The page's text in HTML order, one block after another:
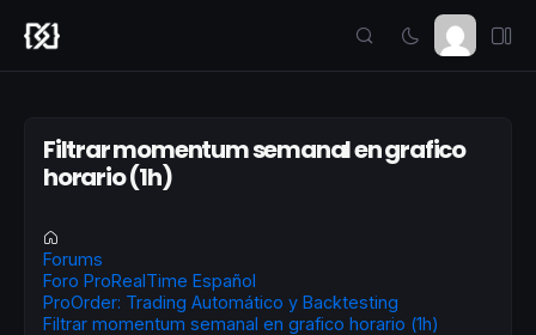
Filtrar momentum semanal en grafico
horario (1h)
Forums
Foro ProRealTime Español
ProOrder: Trading Automático y Backtesting
Filtrar momentum semanal en grafico horario (1h)